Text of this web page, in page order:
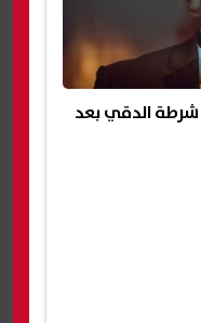
شرطة الدقي بعد